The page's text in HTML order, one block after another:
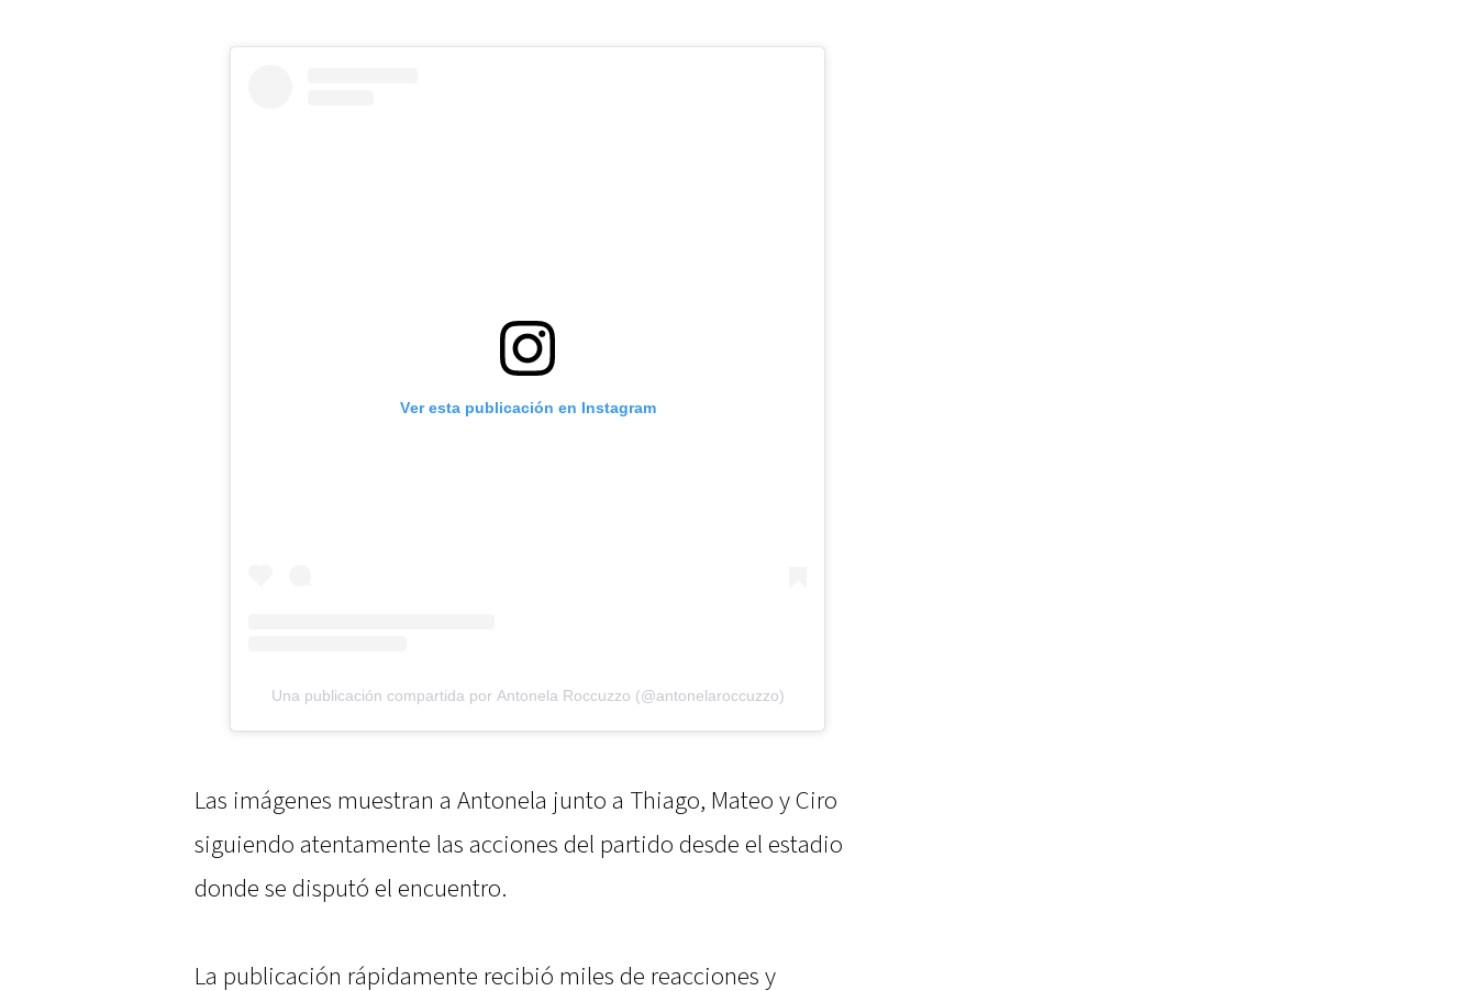
Ver esta publicación en Instagram
Una publicación compartida por Antonela Roccuzzo (@antonelaroccuzzo)
Las imágenes muestran a Antonela junto a Thiago, Mateo y Ciro
siguiendo atentamente las acciones del partido desde el estadio
donde se disputó el encuentro.
La publicación rápidamente recibió miles de reacciones y